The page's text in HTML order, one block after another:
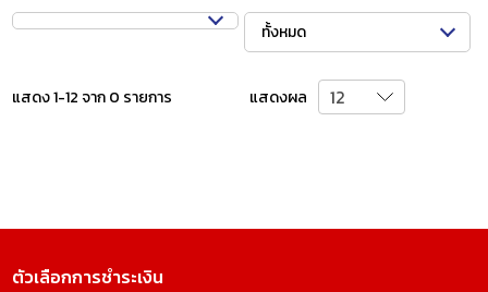
ทั้งหมด
แสดง 1-12 จาก 0 รายการ แสดงผล
ตัวเลือกการชำระเงิน